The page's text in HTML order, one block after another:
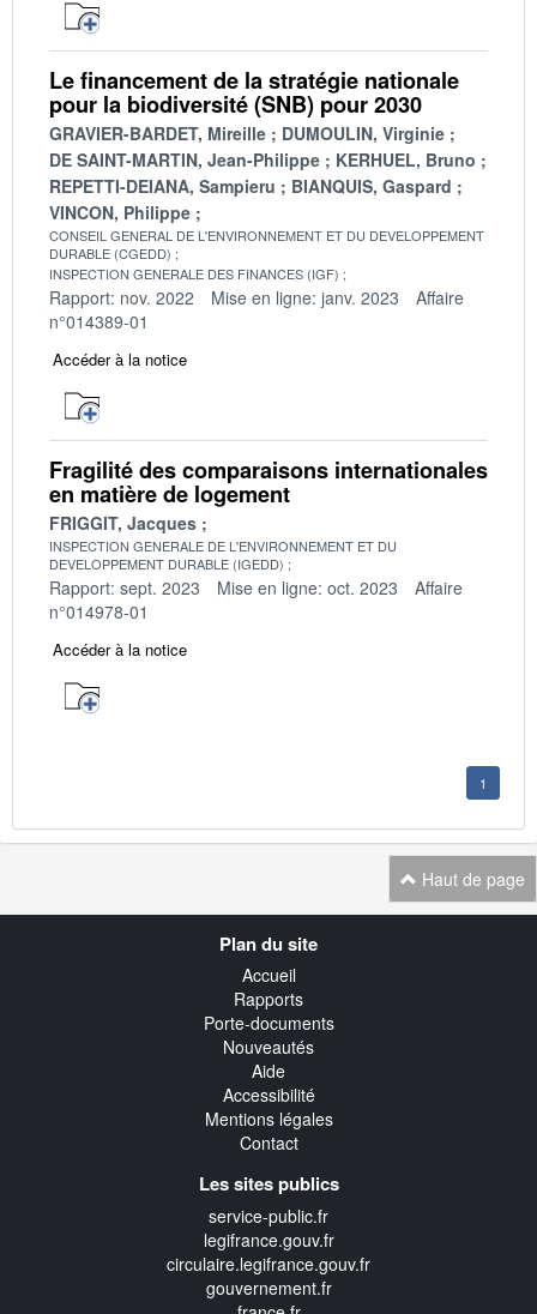
Le financement de la stratégie nationale
pour la biodiversité (SNB) pour 2030
GRAVIER-BARDET, Mireille
DUMOULIN, Virginie
DE SAINT-MARTIN, Jean-Philippe
KERHUEL, Bruno
REPETTI-DEIANA, Sampieru
BIANQUIS, Gaspard
VINCON, Philippe
CONSEIL GENERAL DE L'ENVIRONNEMENT ET DU DEVELOPPEMENT
DURABLE (CGEDD)
INSPECTION GENERALE DES FINANCES (IGF)
Rapport: nov. 2022 Mise en ligne: janv. 2023
Affaire
n°014389-01
Accéder à la notice
Fragilité des comparaisons internationales
en matière de logement
FRIGGIT, Jacques
INSPECTION GENERALE DE L'ENVIRONNEMENT ET DU
DEVELOPPEMENT DURABLE (IGEDD)
Rapport: sept. 2023 Mise en ligne: oct. 2023
Affaire
n°014978-01
Accéder à la notice
1
Haut de page
Plan du site
Accueil
Rapports
Porte-documents
Nouveautés
Aide
Accessibilité
Mentions légales
Contact
Les sites publics
service-public.fr
legifrance.gouv.fr
circulaire.legifrance.gouv.fr
gouvernement.fr